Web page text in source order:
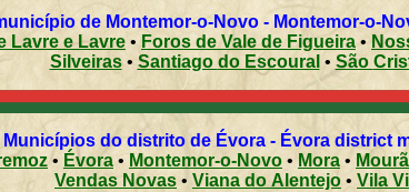
Freguesias do município de
de Lavre e Lavre • Foros de Vale de Figueira• Nossa Senhora da Vila,
Silveiras• Santiago do Escoural • São
Municípios do distrito de Évora - Évora district
• Évora • Montemor-o-Novo • Mora •
Vendas Novas • Viana do Alentejo •